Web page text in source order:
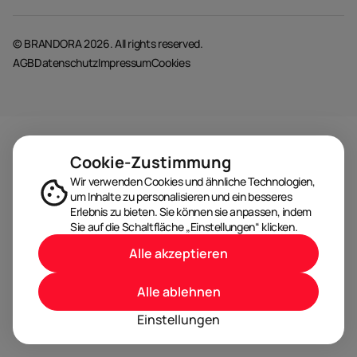
© BRANDORA 2026. All rights reserved.
AGBDatenschutzImpressumCookies
Cookie-Zustimmung
Wir verwenden Cookies und ähnliche Technologien,
um Inhalte zu personalisieren und ein besseres
Erlebnis zu bieten. Sie können sie anpassen, indem
Sie auf die Schaltfläche „Einstellungen“ klicken.
Einstellungen
Alle ablehnen
Alle akzeptieren